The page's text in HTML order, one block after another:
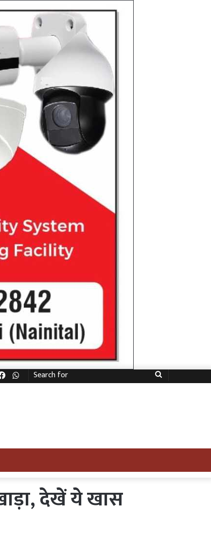
Search
for
WhatsApp
Facebook
देखें ये खास